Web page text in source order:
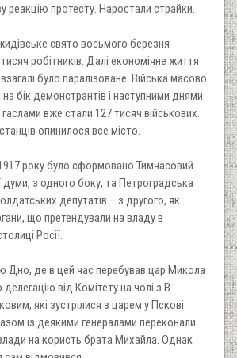
реакцію протесту. Наростали страйки.
свято восьмого березня
робітників. Далі економічне життя
було паралізоване. Війська масово
бік демонстрантів і наступними днями
вже стали 127 тисяч військових.
опинилося все місто.
року було сформовано Тимчасовий
з одного боку, та Петроградська
депутатів – з другого, як
що претендували на владу в
Росії.
Дно, де в цей час перебував цар Микола
від Комітету на чолі з В.
які зустрілися з царем у Пскові
із деякими генералами переконали
на користь брата Михайла. Однак